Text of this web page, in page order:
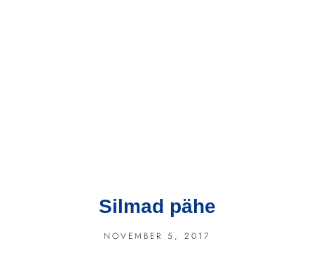
Silmad pähe
NOVEMBER 5, 2017